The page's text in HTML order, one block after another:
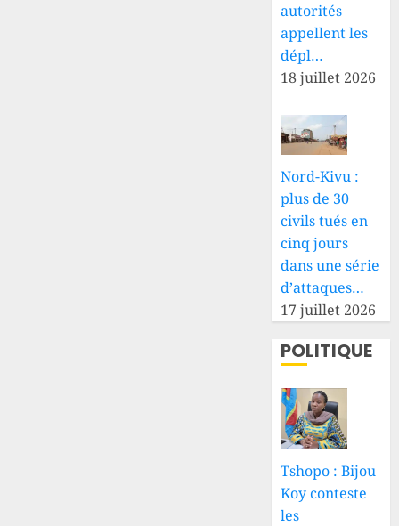
autorités
appellent les
dépl…
18 juillet 2026
Nord-Kivu :
plus de 30
civils tués en
cinq jours
dans une série
d’attaques…
17 juillet 2026
POLITIQUE
Tshopo : Bijou
Koy conteste
les